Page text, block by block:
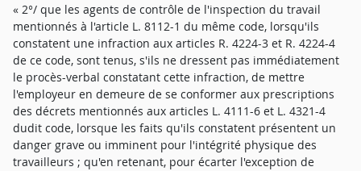
« 2°/ que les agents de contrôle de l'inspection du travail
mentionnés à l'article L. 8112-1 du même code, lorsqu'ils
constatent une infraction aux articles R. 4224-3 et R. 4224-4
de ce code, sont tenus, s'ils ne dressent pas immédiatement
le procès-verbal constatant cette infraction, de mettre
l'employeur en demeure de se conformer aux prescriptions
des décrets mentionnés aux articles L. 4111-6 et L. 4321-4
dudit code, lorsque les faits qu'ils constatent présentent un
danger grave ou imminent pour l'intégrité physique des
travailleurs ; qu'en retenant, pour écarter l'exception de